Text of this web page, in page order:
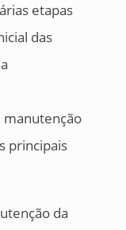
etapas
das
principais
da